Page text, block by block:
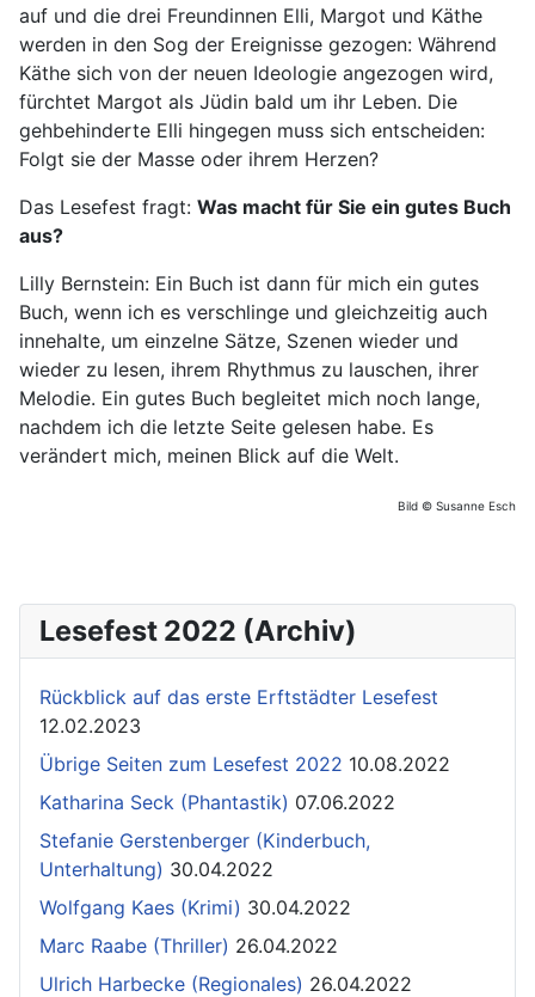
auf und die drei Freundinnen Elli, Margot und Käthe
werden in den Sog der Ereignisse gezogen: Während
Käthe sich von der neuen Ideologie angezogen wird,
fürchtet Margot als Jüdin bald um ihr Leben. Die
gehbehinderte Elli hingegen muss sich entscheiden:
Folgt sie der Masse oder ihrem Herzen?
Das Lesefest fragt: Was macht für Sie ein gutes Buch
aus?
Lilly Bernstein: Ein Buch ist dann für mich ein gutes
Buch, wenn ich es verschlinge und gleichzeitig auch
innehalte, um einzelne Sätze, Szenen wieder und
wieder zu lesen, ihrem Rhythmus zu lauschen, ihrer
Melodie. Ein gutes Buch begleitet mich noch lange,
nachdem ich die letzte Seite gelesen habe. Es
verändert mich, meinen Blick auf die Welt.
Bild © Susanne Esch
Lesefest 2022 (Archiv)
Rückblick auf das erste Erftstädter Lesefest
12.02.2023
Übrige Seiten zum Lesefest 2022 10.08.2022
Katharina Seck (Phantastik) 07.06.2022
Stefanie Gerstenberger (Kinderbuch,
Unterhaltung) 30.04.2022
Wolfgang Kaes (Krimi) 30.04.2022
Marc Raabe (Thriller) 26.04.2022
Ulrich Harbecke (Regionales) 26.04.2022